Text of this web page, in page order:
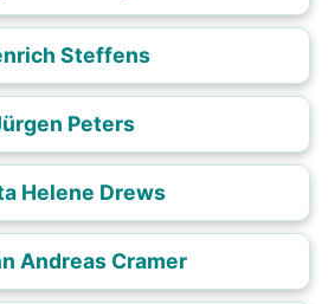
Steffens
Peters
Helene Drews
Andreas Cramer